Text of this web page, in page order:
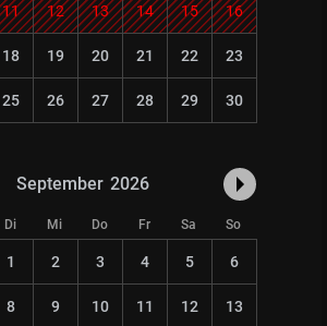
11 12 13 14 15 16
18 19 20 21 22 23
25 26 27 28 29 30
September 2026
Di Mi Do Fr Sa So
1 2 3 4 5 6
8 9 10 11 12 13